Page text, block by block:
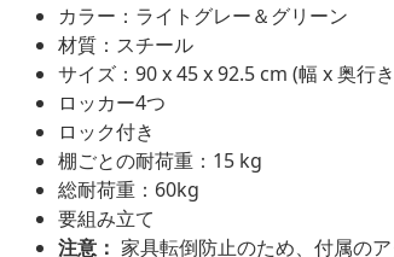
カラー：ライトグレー＆グリーン
材質：スチール
サイズ：90 x 45 x 92.5 cm (幅 x 奥行
ロッカー4つ
ロック付き
棚ごとの耐荷重：15 kg
総耐荷重：60kg
要組み立て
注意： 家具転倒防止のため、付属の